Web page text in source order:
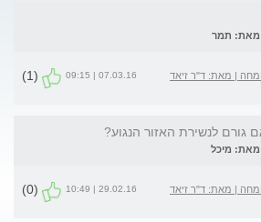
| מאת: ד"ר זיאד
07.03.16 | 09:15
(1)
לנשירת האזור הנגוע?
| מאת: ד"ר זיאד
29.02.16 | 10:49
(0)